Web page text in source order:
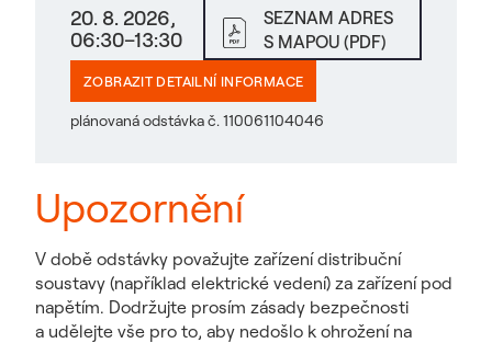
20. 8. 2026,
06:30–13:30
SEZNAM ADRES
S MAPOU (PDF)
ZOBRAZIT DETAILNÍ INFORMACE
plánovaná odstávka č. 110061104046
Upozornění
V době odstávky považujte zařízení distribuční
soustavy (například elektrické vedení) za zařízení pod
napětím. Dodržujte prosím zásady bezpečnosti
a udělejte vše pro to, aby nedošlo k ohrožení na